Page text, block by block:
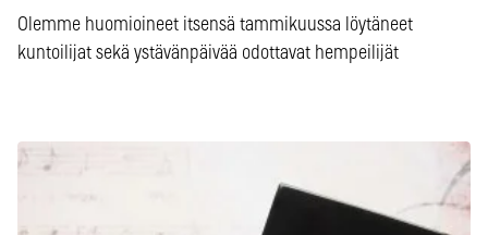
Olemme huomioineet itsensä tammikuussa löytäneet
kuntoilijat sekä ystävänpäivää odottavat hempeilijät